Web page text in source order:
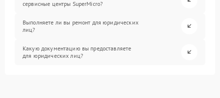
сервисные центры SuperMicro?
Выполняете ли вы ремонт для юридических
лиц?
Какую документацию вы предоставляете
для юридических лиц?